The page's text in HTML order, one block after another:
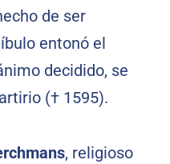
de ser
entonó el
decidido, se
(† 1595).
, religioso